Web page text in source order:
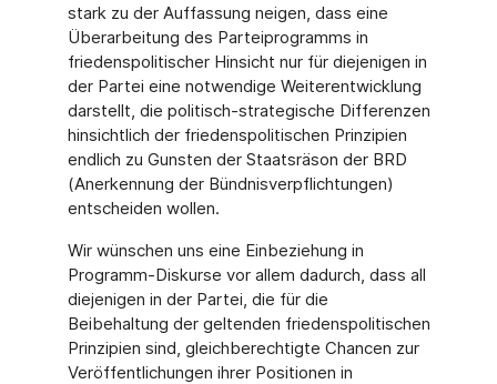
stark zu der Auffassung neigen, dass eine
Überarbeitung des Parteiprogramms in
friedenspolitischer Hinsicht nur für diejenigen in
der Partei eine notwendige Weiterentwicklung
darstellt, die politisch-strategische Differenzen
hinsichtlich der friedenspolitischen Prinzipien
endlich zu Gunsten der Staatsräson der BRD
(Anerkennung der Bündnisverpflichtungen)
entscheiden wollen.
Wir wünschen uns eine Einbeziehung in
Programm-Diskurse vor allem dadurch, dass all
diejenigen in der Partei, die für die
Beibehaltung der geltenden friedenspolitischen
Prinzipien sind, gleichberechtigte Chancen zur
Veröffentlichungen ihrer Positionen in